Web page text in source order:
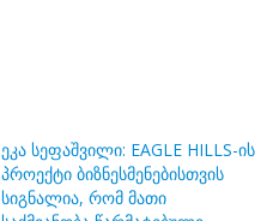
ეკა სეფაშვილი: EAGLE HILLS-ის
პროექტი ბიზნესმენებისთვის
სიგნალია, რომ მათი